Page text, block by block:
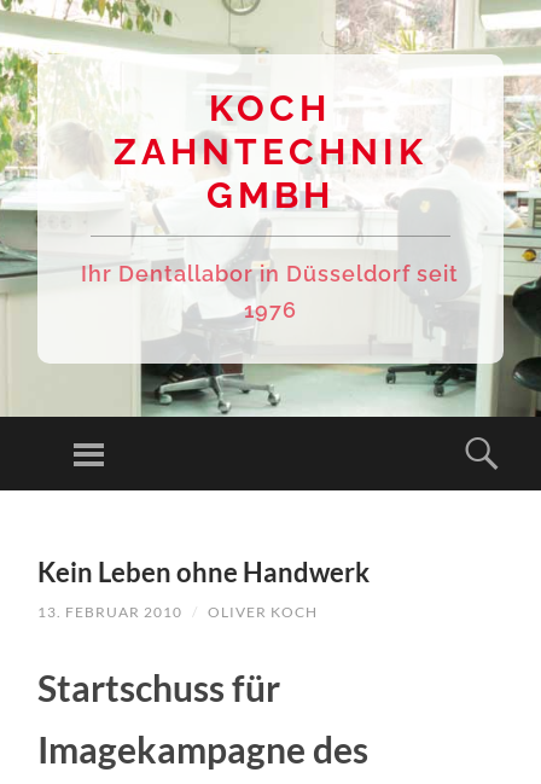
KOCH
ZAHNTECHNIK
GMBH
Ihr Dentallabor in Düsseldorf seit
1976
Menu
CONTENTKein Leben ohne Handwerk
13. FEBRUAR 2010 / OLIVER KOCH
Startschuss für
Imagekampagne des